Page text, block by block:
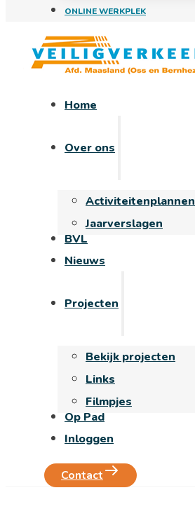
ONLINE WERKPLEK
Home
Over ons
Activiteitenplannen
Jaarverslagen
BVL
Nieuws
Projecten
Bekijk projecten
Links
Filmpjes
Op Pad
Inloggen
Contact